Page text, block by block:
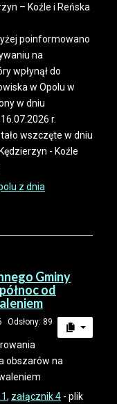
– Koźle i Reńska
poinformowano
na
wpłynął do
w Opolu w
w dniu
r.
wszczęte w dniu
- Koźle
z dnia
Gminy
od
Odsłony: 89
obszarów na
, załącznik 4 - plik